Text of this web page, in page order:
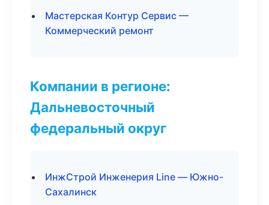
Мастерская Контур Сервис —
Коммерческий ремонт
Компании в регионе:
Дальневосточный
федеральный округ
ИнжСтрой Инженерия Line — Южно-
Сахалинск